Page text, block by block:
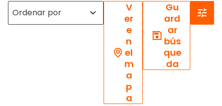
V
er
e
n
el
m
a
p
a
Gu
ard
ar
bús
que
da